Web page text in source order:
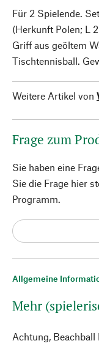
Allgemeine
Mehr
Achtung,
Für 2 Spielende.
(Herkunft Polen; L
Griff aus geöltem
Tischtennisball.
Weitere Artikel von
Frage zum
Sie haben eine
Sie die Frage hier
Programm.